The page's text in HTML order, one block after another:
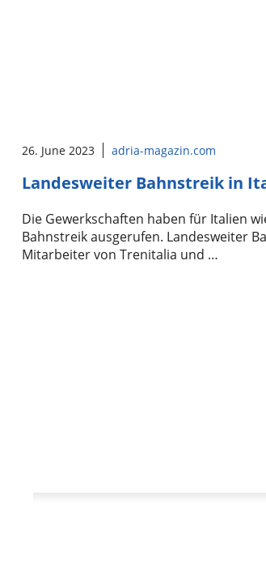
26. June 2023 adria-magazin.com
Landesweiter Bahnstreik in
Die Gewerkschaften haben für Italien
Bahnstreik ausgerufen. Landesweiter
Mitarbeiter von Trenitalia und …